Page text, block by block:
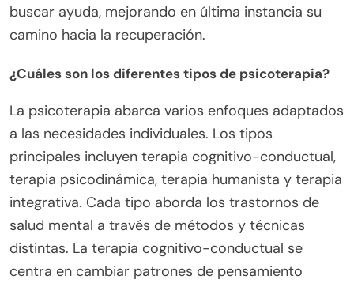
explorar problemas personales y construir
resiliencia.
Ambas modalidades pueden reducir el estigma al
normalizar las discusiones sobre salud mental y
promover la conciencia. Como resultado, las
personas se sienten más empoderadas para
buscar ayuda, mejorando en última instancia su
camino hacia la recuperación.
¿Cuáles son los diferentes tipos de psicoterapia?
La psicoterapia abarca varios enfoques adaptados